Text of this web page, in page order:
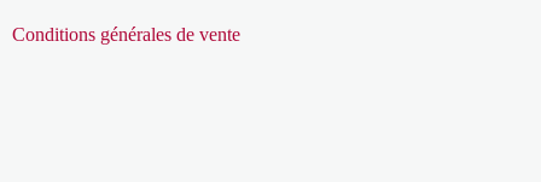
Conditions générales de vente